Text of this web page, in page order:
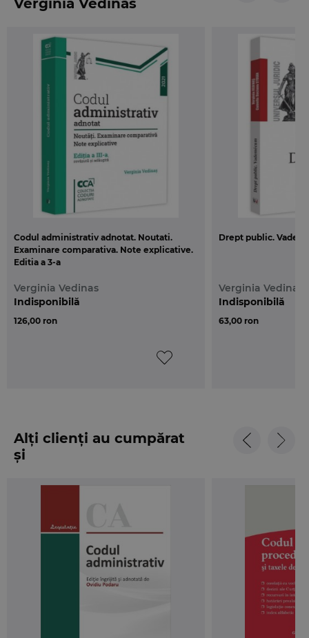
„deschide portile” unei interpretari si aplicari
slujeasca regulile si principiile pe care le
promoveaza, intre care se regasesc, intr-o fericita
incununare, cele ale legalitatii, egalitatii si
satisfacerii interesului public inaintea celui
individual sau de grup.
Prof. univ. dr. VERGINIA VEDINAS
Presedintele Institutului de Stiinte Administrative
„Paul Negulescu”
Verginia Vedinas
Codul administrativ adnotat. Noutati.
Examinare comparativa. Note explicative.
Editia a 3-a
Verginia Vedinas
126,00 ron
Indisponibilă
Drept public.
Verginia Vedinas
63,00 ron
Indisponibilă
Alți clienți au cumpărat
și